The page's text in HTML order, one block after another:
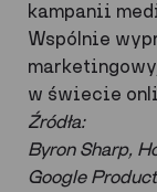
kampanii
Wspólnie
w świecie
Źródła:
Byron Sharp,
Google